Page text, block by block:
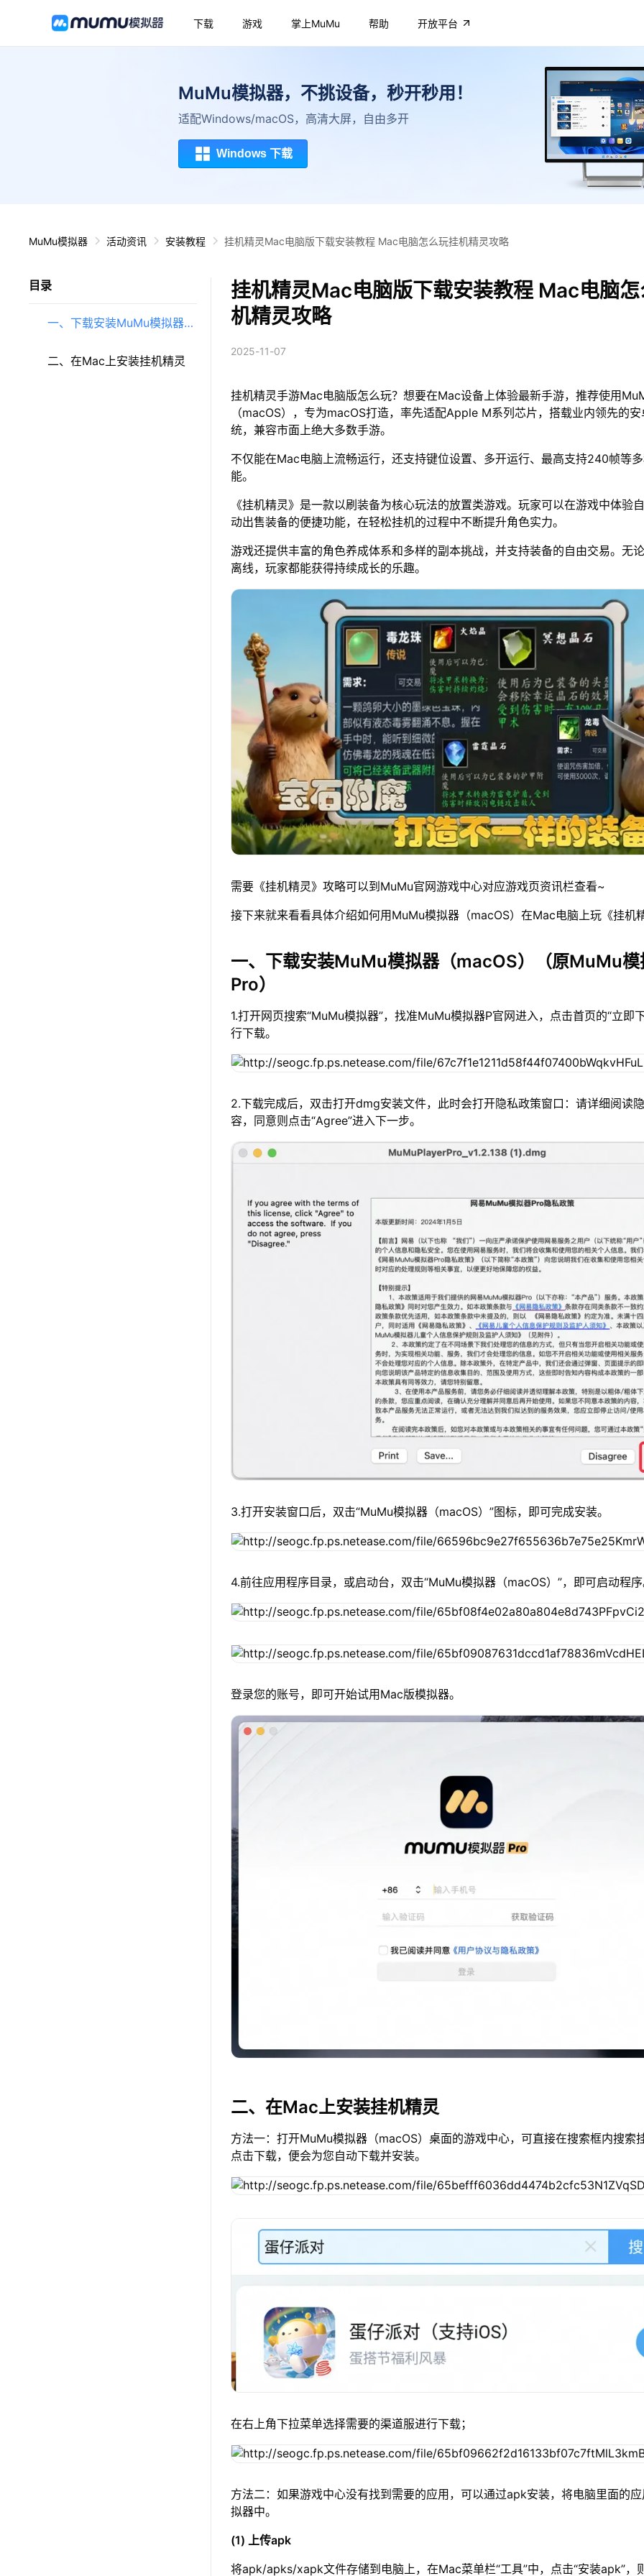
下载 游戏 掌上MuMu 帮助 开放平台
MuMu模拟器，不挑设备，秒开秒用！
适配Windows/macOS，高清大屏，自由多开
Windows 下载
MuMu模拟器 活动资讯 安装教程 挂机精灵Mac电脑版下载安装教程 Mac电脑怎么玩挂机精灵攻略
目录
一、下载安装MuMu模拟器
（macOS）（原MuMu模拟
二、在Mac上安装挂机精灵
挂机精灵Mac电脑版下载安装教程 Mac电脑
机精灵攻略
2025-11-07
挂机精灵手游Mac电脑版怎么玩？想要在Mac设备上体验最新手游，推荐使用
（macOS），专为macOS打造，率先适配Apple M系列芯片，搭载业内领先的
统，兼容市面上绝大多数手游。
不仅能在Mac电脑上流畅运行，还支持键位设置、多开运行、最高支持240帧等
能。
《挂机精灵》是一款以刷装备为核心玩法的放置类游戏。玩家可以在游戏中体验
动出售装备的便捷功能，在轻松挂机的过程中不断提升角色实力。
游戏还提供丰富的角色养成体系和多样的副本挑战，并支持装备的自由交易。无
离线，玩家都能获得持续成长的乐趣。
需要《挂机精灵》攻略可以到MuMu官网游戏中心对应游戏页资讯栏查看~
接下来就来看看具体介绍如何用MuMu模拟器（macOS）在Mac电脑上玩《挂机
一、下载安装MuMu模拟器（macOS）（原MuMu模
Pro）
1.打开网页搜索“MuMu模拟器”，找准MuMu模拟器P官网进入，点击首页的“立即
行下载。
2.下载完成后，双击打开dmg安装文件，此时会打开隐私政策窗口：请详细阅读
容，同意则点击“Agree”进入下一步。
3.打开安装窗口后，双击“MuMu模拟器（macOS）”图标，即可完成安装。
4.前往应用程序目录，或启动台，双击“MuMu模拟器（macOS）”，即可启动程
登录您的账号，即可开始试用Mac版模拟器。
二、在Mac上安装挂机精灵
方法一：打开MuMu模拟器（macOS）桌面的游戏中心，可直接在搜索框内搜索
点击下载，便会为您自动下载并安装。
在右上角下拉菜单选择需要的渠道服进行下载；
方法二：如果游戏中心没有找到需要的应用，可以通过apk安装，将电脑里面的
拟器中。
(1) 上传apk
将apk/apks/xapk文件存储到电脑上，在Mac菜单栏“工具”中，点击“安装apk”，